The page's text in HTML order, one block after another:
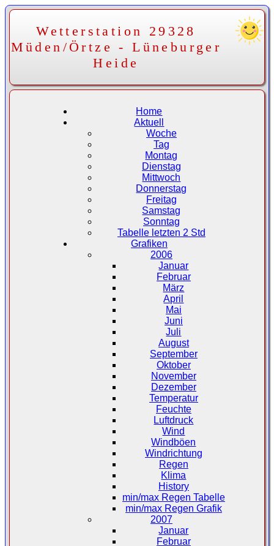
Wetterstation 29328
Müden/Örtze - Lüneburger
Heide
Home
Aktuell
Woche
Tag
Montag
Dienstag
Mittwoch
Donnerstag
Freitag
Samstag
Sonntag
Tabelle letzten 2 Std
Grafiken
2006
Januar
Februar
März
April
Mai
Juni
Juli
August
September
Oktober
November
Dezember
Temperatur
Feuchte
Luftdruck
Wind
Windböen
Windrichtung
Regen
Klima
History
min/max Regen Tabelle
min/max Regen Grafik
2007
Januar
Februar